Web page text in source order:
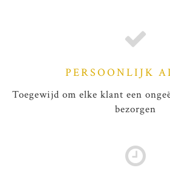
PERSOONLIJK
Toegewijd om elke klant een
bezorgen